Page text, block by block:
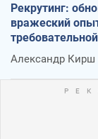
Рекрутинг:
вражеский
Александр Кирш